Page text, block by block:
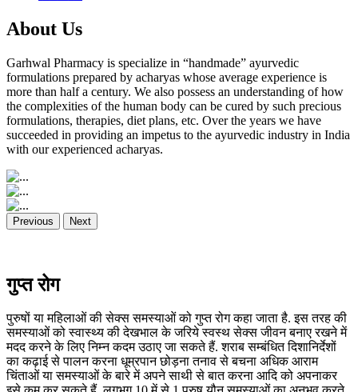
About Us
Garhwal Pharmacy is specialize in “handmade” ayurvedic
formulations prepared by acharyas whose average experience is
more than half a century. We also possess an understanding of how
the complexities of the human body can be cured by such precious
formulations, therapies, diet plans, etc. Over the years we have
succeeded in providing an impetus to the ayurvedic industry in India
with our experienced acharyas.
Previous Next
गुप्त रोग
पुरुषों या महिलाओं की सेक्स समस्याओं को गुप्त रोग कहा जाता है. इस तरह की
समस्याओं को स्वास्थ्य की देखभाल के जरिये स्वस्थ सेक्स जीवन बनाए रखने में
मदद करने के लिए निम्न कदम उठाए जा सकते हैं. शराब सम्बंधित दिशानिर्देशों
का कढ़ाई से पालन करना धूम्रपान छोड़ना तनाव से बचना अधिक आराम
चिंताओं या समस्याओं के बारे में अपने साथी से बात करना आदि को अपनाकर